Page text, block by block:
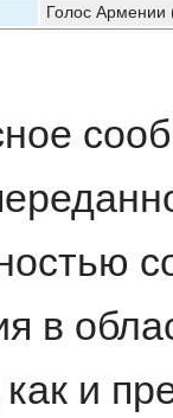
Голос
в
и